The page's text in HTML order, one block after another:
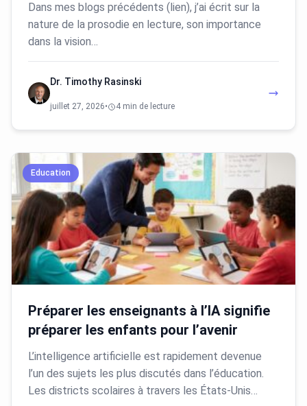
Dans mes blogs précédents (lien), j’ai écrit sur la
nature de la prosodie en lecture, son importance
dans la vision…
Dr. Timothy Rasinski
juillet 27, 2026• 4 min de lecture
Education
Préparer les enseignants à l’IA signifie
préparer les enfants pour l’avenir
L’intelligence artificielle est rapidement devenue
l’un des sujets les plus discutés dans l’éducation.
Les districts scolaires à travers les États-Unis…